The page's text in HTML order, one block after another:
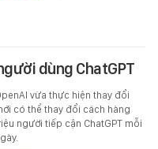
dùng ChatGPT
vừa thực hiện thay đổi
có thể thay đổi cách hàng
người tiếp cận ChatGPT mỗi